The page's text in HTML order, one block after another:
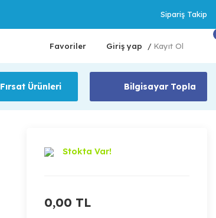
Sipariş Takip
Favoriler Giriş yap / Kayıt Ol
Fırsat Ürünleri Bilgisayar Topla
Stokta Var!
0,00 TL